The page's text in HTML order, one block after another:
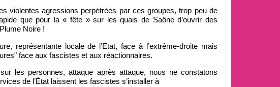
violentes agressions perpétrées par ces groupes, trop peu de
que pour la « fête » sur les quais de Saône d’ouvrir des
Noire !
représentante locale de l’Etat, face à l’extrême-droite mais
face aux fascistes et aux réactionnaires.
les personnes, attaque après attaque, nous ne constatons
de l’État laissent les fascistes s’installer à